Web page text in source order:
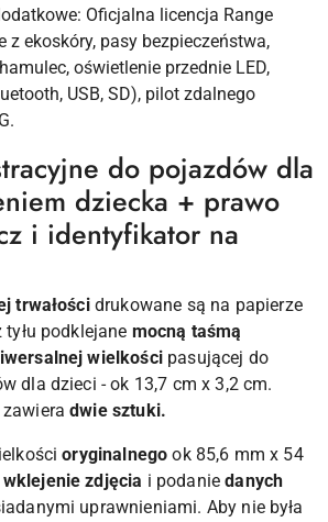
Oficjalna licencja Range
z ekoskóry, pasy bezpieczeństwa,
oświetlenie przednie LED,
USB, SD), pilot zdalnego
do pojazdów dla
dziecka + prawo
i identyfikator na
trwałościdrukowane są na papierze
podklejane mocną taśmą
wielkościpasującej do
dla dzieci - ok 13,7 cm x 3,2 cm.
dwie sztuki.
oryginalnego ok 85,6 mm x 54
wklejenie zdjęcia i podaniedanych
uprawnieniami. Aby nie była